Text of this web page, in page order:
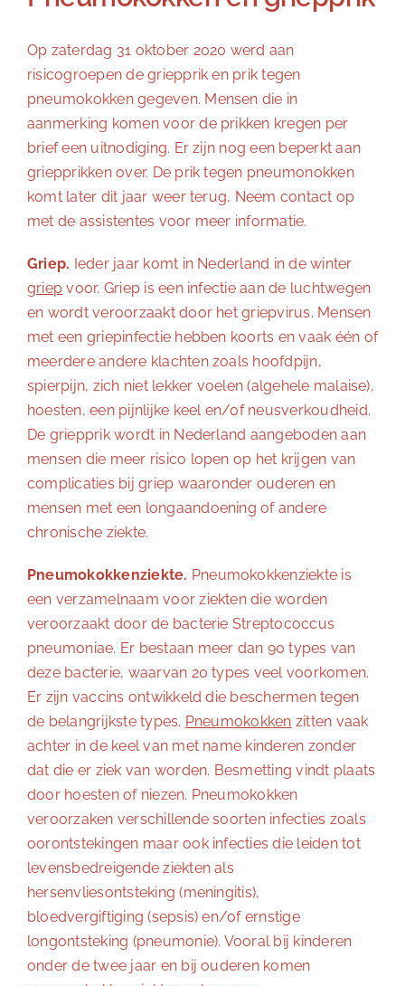
Op zaterdag 31 oktober 2020 werd aan
risicogroepen de griepprik en prik tegen
pneumokokken gegeven. Mensen die in
aanmerking komen voor de prikken kregen per
brief een uitnodiging. Er zijn nog een beperkt aan
griepprikken over. De prik tegen pneumonokken
komt later dit jaar weer terug, Neem contact op
met de assistentes voor meer informatie.
Griep. Ieder jaar komt in Nederland in de winter
griep voor. Griep is een infectie aan de luchtwegen
en wordt veroorzaakt door het griepvirus. Mensen
met een griepinfectie hebben koorts en vaak één of
meerdere andere klachten zoals hoofdpijn,
spierpijn, zich niet lekker voelen (algehele malaise),
hoesten, een pijnlijke keel en/of neusverkoudheid.
De griepprik wordt in Nederland aangeboden aan
mensen die meer risico lopen op het krijgen van
complicaties bij griep waaronder ouderen en
mensen met een longaandoening of andere
chronische ziekte.
Pneumokokkenziekte. Pneumokokkenziekte is
een verzamelnaam voor ziekten die worden
veroorzaakt door de bacterie Streptococcus
pneumoniae. Er bestaan meer dan 90 types van
deze bacterie, waarvan 20 types veel voorkomen.
Er zijn vaccins ontwikkeld die beschermen tegen
de belangrijkste types. Pneumokokken zitten vaak
achter in de keel van met name kinderen zonder
dat die er ziek van worden. Besmetting vindt plaats
door hoesten of niezen. Pneumokokken
veroorzaken verschillende soorten infecties zoals
oorontstekingen maar ook infecties die leiden tot
levensbedreigende ziekten als
hersenvliesontsteking (meningitis),
bloedvergiftiging (sepsis) en/of ernstige
longontsteking (pneumonie). Vooral bij kinderen
onder de twee jaar en bij ouderen komen